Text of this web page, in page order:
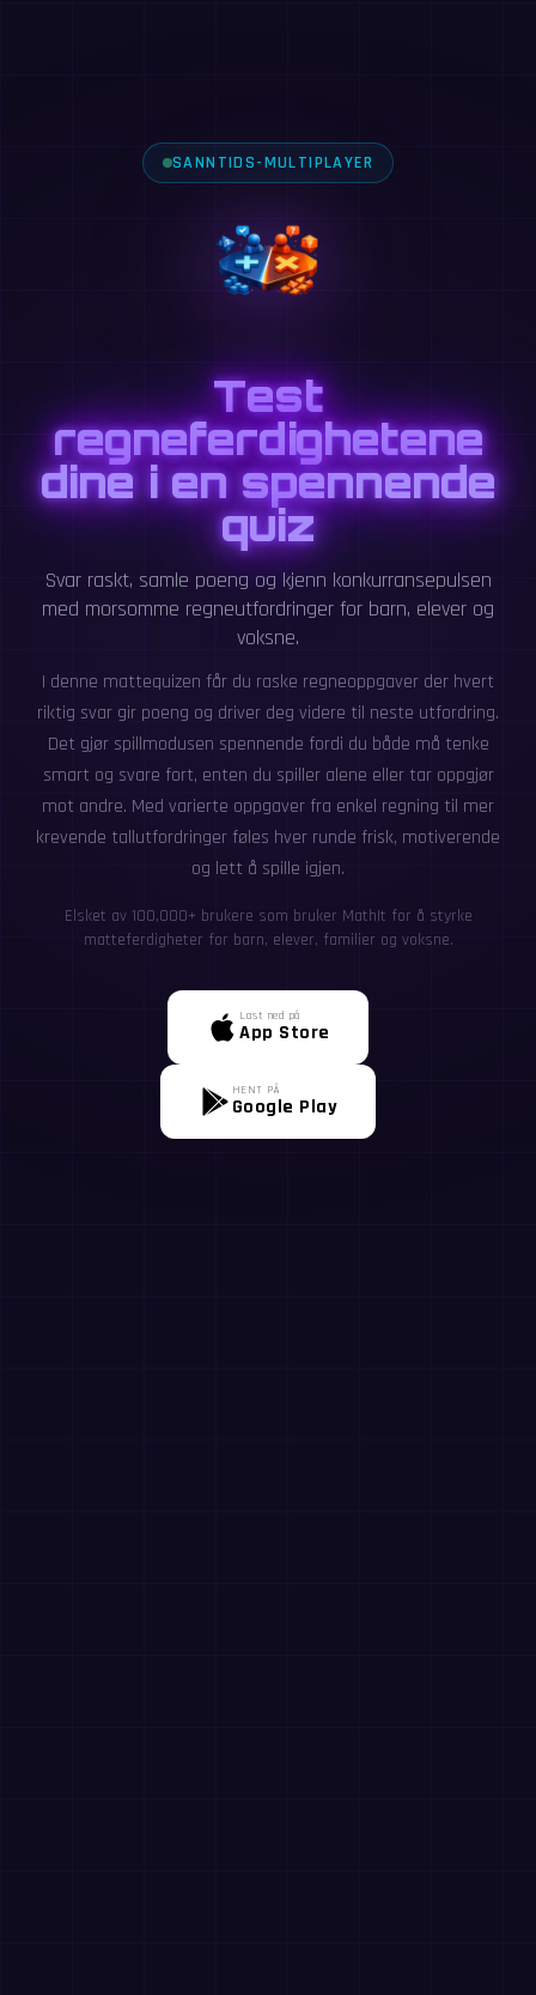
SANNTIDS-MULTIPLAYER
Test
regneferdighetene
dine i en spennende
quiz
Svar raskt, samle poeng og kjenn konkurransepulsen
med morsomme regneutfordringer for barn, elever og
voksne.
I denne mattequizen får du raske regneoppgaver der hvert
riktig svar gir poeng og driver deg videre til neste utfordring.
Det gjør spillmodusen spennende fordi du både må tenke
smart og svare fort, enten du spiller alene eller tar oppgjør
mot andre. Med varierte oppgaver fra enkel regning til mer
krevende tallutfordringer føles hver runde frisk, motiverende
og lett å spille igjen.
Elsket av 100,000+ brukere som bruker MathIt for å styrke
matteferdigheter for barn, elever, familier og voksne.
Last ned på
App Store
HENT PÅ
Google Play